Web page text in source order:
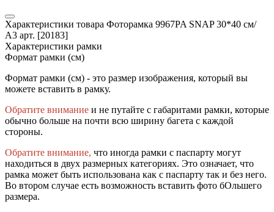
Характеристики товара Фоторамка 9967PA SNAP 30*40 см/
A3 арт. [20183]
Характеристики рамки
Формат рамки (см)
Формат рамки (см) - это размер изображения, который вы
можете вставить в рамку.
Обратите внимание и не путайте с габаритами рамки, которые
обычно больше на почти всю ширину багета с каждой
стороны.
Обратите внимание, что иногда рамки с паспарту могут
находиться в двух размерных категориях. Это означает, что
рамка может быть использована как с паспарту так и без него.
Во втором случае есть возможность вставить фото бОльшего
размера.